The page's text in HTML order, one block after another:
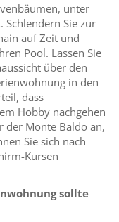
unter
Schlendern Sie zur
auf Zeit und
Pool. Lassen Sie
über den
in den
dass
Hobby nachgehen
der Monte Baldo an,
Sie sich nach
Kursen
sollte